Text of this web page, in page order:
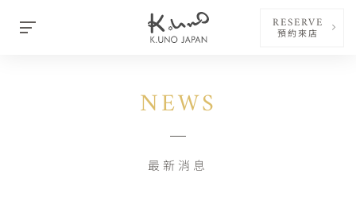
RESERVE
預約來店
NEWS
最新消息